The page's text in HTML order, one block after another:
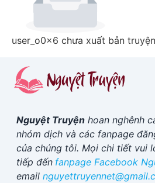
user_o0x6 chưa xuất bản
Nguyệt Truyện hoan nghênh
nhóm dịch và các fanpage
của chúng tôi. Mọi chi tiết vui
tiếp đến fanpage Facebook
email